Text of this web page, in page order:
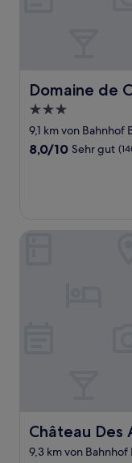
Domaine de
Domaine de
3.0-
Sterne-
Unterkunft
9,1 km von
8.0
Bewertungen)
8,0/10 Sehr gut
Château Des
Château Des Ayes
9,3 km von